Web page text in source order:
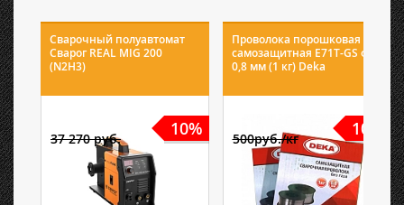
Сварочный полуавтомат
Сварог REAL MIG 200
(N2H3)
10%
37 270 руб.
Проволока порошковая
самозащитная E71T-GS ф
0,8 мм (1 кг) Deka
10%
500руб./кг